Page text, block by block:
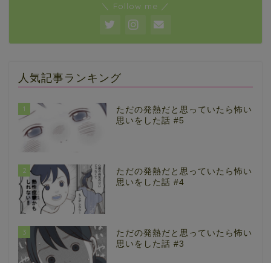
＼ Follow me ／
人気記事ランキング
1
ただの発熱だと思っていたら怖い
思いをした話 #5
2
ただの発熱だと思っていたら怖い
思いをした話 #4
3
ただの発熱だと思っていたら怖い
思いをした話 #3